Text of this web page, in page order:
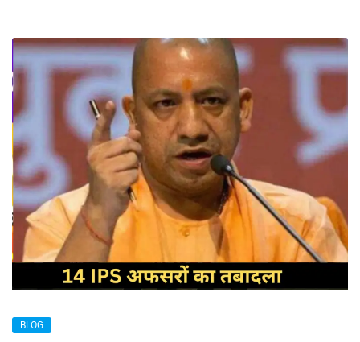
BLOG